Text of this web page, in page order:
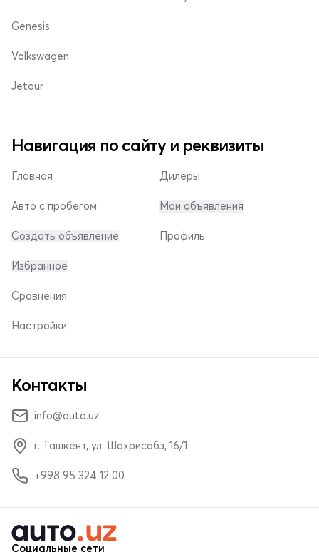
Genesis
Volkswagen
Jetour
Навигация по сайту и реквизиты
Главная
Авто с пробегом
Создать объявление
Дилеры
Мои объявления
Профиль
Избранное
Сравнения
Настройки
Контакты
info@auto.uz
г. Ташкент, ул. Шахрисабз, 16/1
+998 95 324 12 00
Социальные сети